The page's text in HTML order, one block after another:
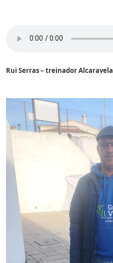
Rui Serras – treinador Alcaravela